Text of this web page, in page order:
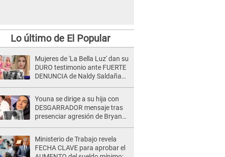
Lo último de El Popular
Mujeres de 'La Bella Luz' dan su
DURO testimonio ante FUERTE
DENUNCIA de Naldy Saldaña
Youna se dirige a su hija con
DESGARRADOR mensaje tras
presenciar agresión de Bryan
Ministerio de Trabajo revela
FECHA CLAVE para aprobar el